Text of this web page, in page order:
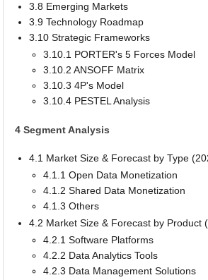
3.8 Emerging Markets
3.9 Technology Roadmap
3.10 Strategic Frameworks
3.10.1 PORTER's 5 Forces Model
3.10.2 ANSOFF Matrix
3.10.3 4P's Model
3.10.4 PESTEL Analysis
4 Segment Analysis
4.1 Market Size & Forecast by Type
4.1.1 Open Data Monetization
4.1.2 Shared Data Monetization
4.1.3 Others
4.2 Market Size & Forecast by Product
4.2.1 Software Platforms
4.2.2 Data Analytics Tools
4.2.3 Data Management Solutions